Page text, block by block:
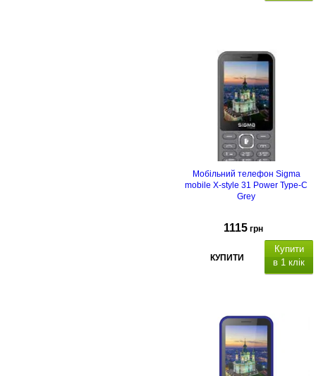
Мобільний телефон Sigma
mobile X-style 31 Power Type-C
Grey
1115 грн
КУПИТИ
Купити
в 1 клік